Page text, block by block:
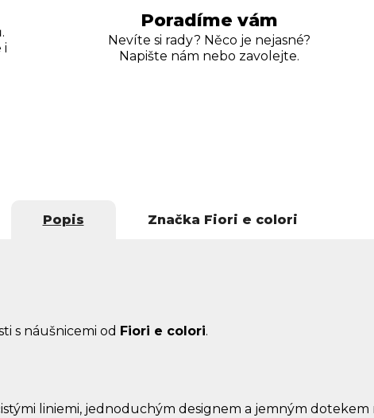
i
Poradíme vám
Nevíte si rady? Něco je nejasné?
Napište nám nebo zavolejte.
Popis Značka Fiori e colori
s náušnicemi od Fiori e colori.
liniemi, jednoduchým designem a jemným dotekem